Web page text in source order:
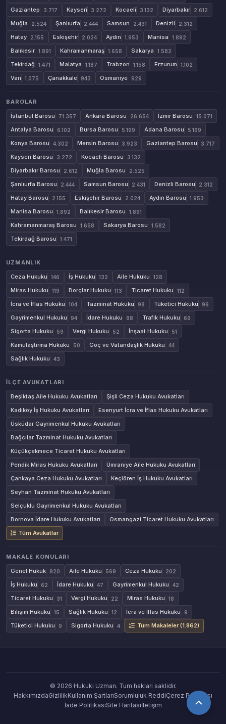
Gaziantep 3.717 Kayseri 3.272 Kocaeli 3.132 Diyarbakır 2.612
Muğla 2.524 Şanlıurfa 2.444 Samsun 2.431 Denizli 2.312
Hatay 2.155 Eskişehir 2.024 Aydın 1.953 Manisa 1.892
Balıkesir 1.891 Kahramanmaraş 1.658 Sakarya 1.582
Tekirdağ 1.471 Malatya 1.187 Trabzon 1.158 Erzurum 1.102
Van 1.075 Çanakkale 943 Osmaniye 929
BAROLAR
İstanbul Barosu
71.357 Ankara Barosu 26.654 İzmir Barosu 15.071
Antalya Barosu 6.102 Bursa Barosu 5.199 Adana Barosu 5.169
Konya Barosu 4.302 Mersin Barosu 3.923 Gaziantep Barosu 3.717
Kayseri Barosu 3.272 Kocaeli Barosu 3.132
Diyarbakır Barosu 2.612 Muğla Barosu 2.525
Şanlıurfa Barosu 2.444 Samsun Barosu 2.431 Denizli Barosu 2.312
Hatay Barosu 2.155 Eskişehir Barosu 2.024 Aydın Barosu 1.953
Manisa Barosu 1.892 Balıkesir Barosu 1.891
Kahramanmaraş Barosu 1.658 Sakarya Barosu 1.582
Tekirdağ Barosu 1.471
UZMANLIK
Ceza Hukuku
146 İş Hukuku 132 Aile Hukuku 128
Miras Hukuku 119 Borçlar Hukuku 113 Ticaret Hukuku 112
İcra ve İflas Hukuku 104 Tazminat Hukuku 98 Tüketici Hukuku 96
Gayrimenkul Hukuku 94 İdare Hukuku 88 Trafik Hukuku 69
Sigorta Hukuku 59 Vergi Hukuku 52 İnşaat Hukuku 51
Kamulaştırma Hukuku 50 Göç ve Vatandaşlık Hukuku 44
Sağlık Hukuku 43
İLÇE AVUKATLARI
Beşiktaş Aile Hukuku Avukatları
Şişli Ceza Hukuku Avukatları
Kadıköy İş Hukuku Avukatları
Esenyurt İcra ve İflas Hukuku Avukatları
Üsküdar Gayrimenkul Hukuku Avukatları
Bağcılar Tazminat Hukuku Avukatları
Küçükçekmece Ticaret Hukuku Avukatları
Pendik Miras Hukuku Avukatları
Ümraniye Aile Hukuku Avukatları
Çankaya Ceza Hukuku Avukatları
Keçiören İş Hukuku Avukatları
Seyhan Tazminat Hukuku Avukatları
Selçuklu Gayrimenkul Hukuku Avukatları
Bornova İdare Hukuku Avukatları
Osmangazi Ticaret Hukuku Avukatları
Tüm Avukatlar
MAKALE KONULARI
Genel Hukuk
820 Aile Hukuku 569 Ceza Hukuku 202
İş Hukuku 62 İdare Hukuku 47 Gayrimenkul Hukuku 42
Ticaret Hukuku 31 Vergi Hukuku 22 Miras Hukuku 18
Bilişim Hukuku 15 Sağlık Hukuku 12 İcra ve İflas Hukuku 9
Tüketici Hukuku 9 Sigorta Hukuku 4 Tüm Makaleler (1.862)
© 2026 Hukuki Uzman. Tum haklari saklidir.
HakkımızdaGizlilikKullanım ŞartlarıSorumluluk ReddiÇerez Politikası
İade PolitikasıSite Haritasıİletişim